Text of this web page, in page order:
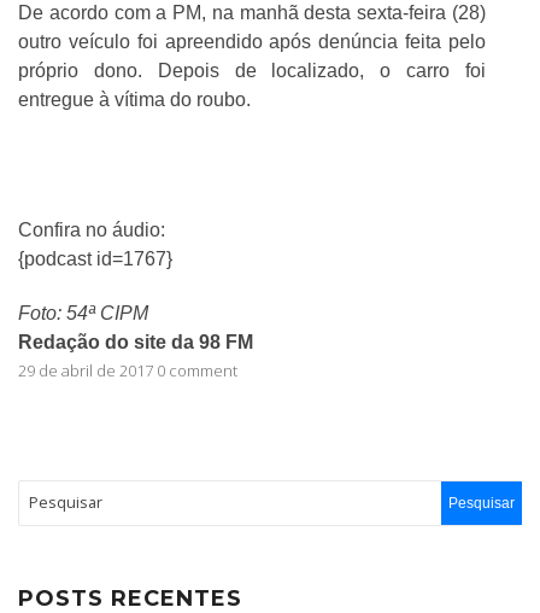
De acordo com a PM, na manhã desta sexta-feira (28)
outro veículo foi apreendido após denúncia feita pelo
próprio dono. Depois de localizado, o carro foi
entregue à vítima do roubo.
Confira no áudio:
{podcast id=1767}
Foto: 54ª CIPM
Redação do site da 98 FM
29 de abril de 2017 0 comment
POSTS RECENTES